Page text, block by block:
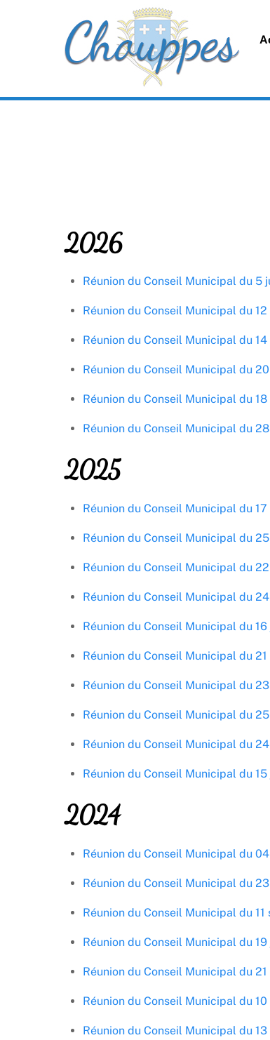
2026
Réunion du Conseil Municipal du 5
Réunion du Conseil Municipal du
Réunion du Conseil Municipal du
Réunion du Conseil Municipal du
Réunion du Conseil Municipal du
Réunion du Conseil Municipal du
2025
Réunion du Conseil Municipal du
Réunion du Conseil Municipal du
Réunion du Conseil Municipal du
Réunion du Conseil Municipal du
Réunion du Conseil Municipal du
Réunion du Conseil Municipal du
Réunion du Conseil Municipal du
Réunion du Conseil Municipal du
Réunion du Conseil Municipal du
Réunion du Conseil Municipal du
2024
Réunion du Conseil Municipal du
Réunion du Conseil Municipal du
Réunion du Conseil Municipal du
Réunion du Conseil Municipal du
Réunion du Conseil Municipal du
Réunion du Conseil Municipal du
Réunion du Conseil Municipal du